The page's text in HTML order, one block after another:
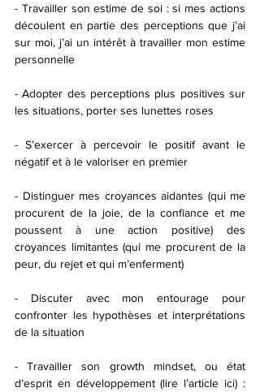
- Travailler son estime de soi : si mes actions
découlent en partie des perceptions que j’ai
sur moi, j’ai un intérêt à travailler mon estime
personnelle
- Adopter des perceptions plus positives sur
les situations, porter ses lunettes roses
- S’exercer à percevoir le positif avant le
négatif et à le valoriser en premier
- Distinguer mes croyances aidantes (qui me
procurent de la joie, de la confiance et me
poussent à une action positive) des
croyances limitantes (qui me procurent de la
peur, du rejet et qui m’enferment)
- Discuter avec mon entourage pour
confronter les hypothèses et interprétations
de la situation
- Travailler son growth mindset, ou état
d’esprit en développement (lire l’article ici) :